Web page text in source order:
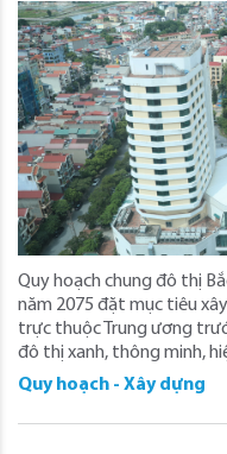
Quy hoạch chung đô thị
năm 2075 đặt mục tiêu
trực thuộc Trung ương
đô thị xanh, thông minh,
Quy hoạch - Xây dựng